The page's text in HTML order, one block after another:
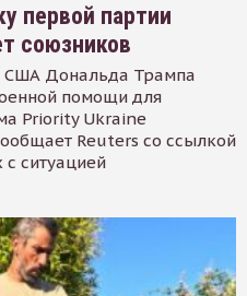
первой партии
союзников
США Дональда Трампа
помощи для
Priority Ukraine
Reuters со ссылкой
ситуацией